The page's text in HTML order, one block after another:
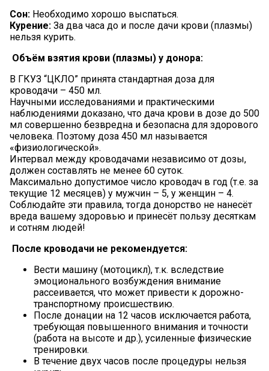
Сон: Необходимо хорошо выспаться.
Курение: За два часа до и после дачи крови (плазмы)
нельзя курить.
Объём взятия крови (плазмы) у донора:
В ГКУЗ “ЦКЛО” принята стандартная доза для
кроводачи – 450 мл.
Научными исследованиями и практическими
наблюдениями доказано, что дача крови в дозе до 500
мл совершенно безвредна и безопасна для здорового
человека. Поэтому доза 450 мл называется
«физиологической».
Интервал между кроводачами независимо от дозы,
должен составлять не менее 60 суток.
Максимально допустимое число кроводач в год (т.е. за
текущие 12 месяцев) у мужчин – 5, у женщин – 4.
Соблюдайте эти правила, тогда донорство не нанесёт
вреда вашему здоровью и принесёт пользу десяткам
и сотням людей!
После кроводачи не рекомендуется:
Вести машину (мотоцикл), т.к. вследствие
эмоционального возбуждения внимание
рассеивается, что может привести к дорожно-
транспортному происшествию.
После донации на 12 часов исключается работа,
требующая повышенного внимания и точности
(работа на высоте и др.), усиленные физические
тренировки.
В течение двух часов после процедуры нельзя